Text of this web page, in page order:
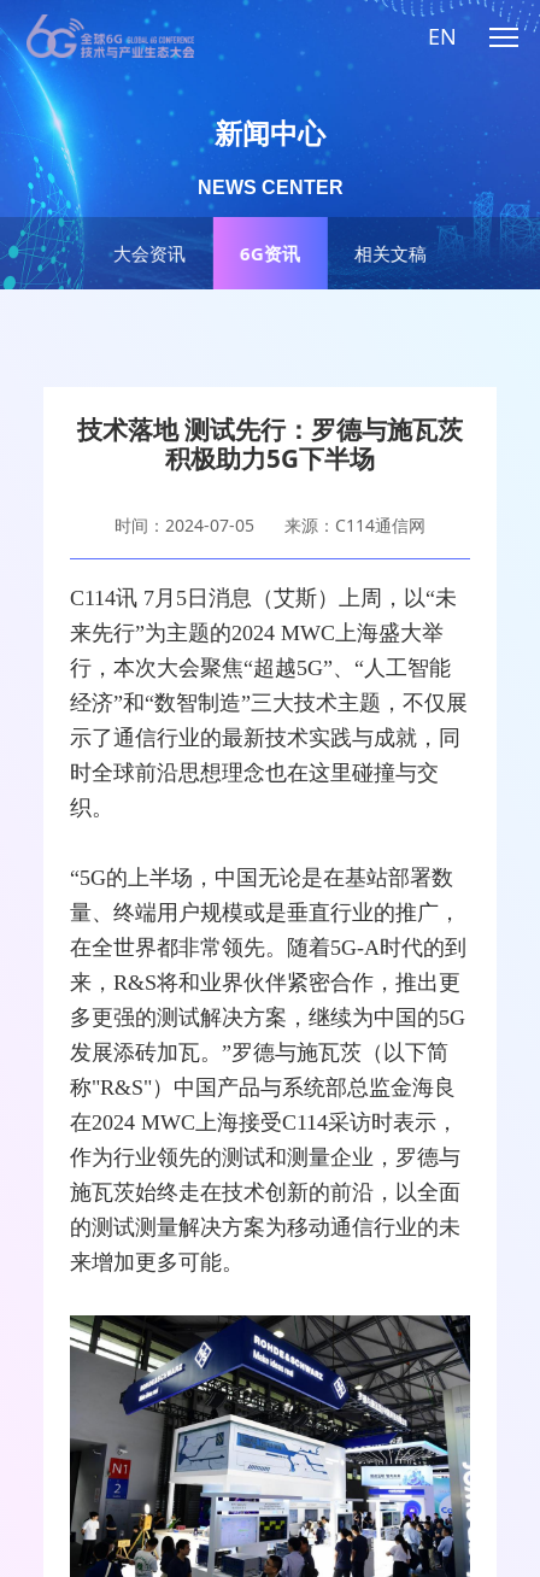
EN
大会资讯 6G资讯 相关文稿
新闻中心
NEWS CENTER
技术落地 测试先行：罗德与施瓦茨
积极助力5G下半场
时间：2024-07-05 来源：C114通信网
C114讯 7月5日消息（艾斯）上周，以“未
来先行”为主题的2024 MWC上海盛大举
行，本次大会聚焦“超越5G”、“人工智能
经济”和“数智制造”三大技术主题，不仅展
示了通信行业的最新技术实践与成就，同
时全球前沿思想理念也在这里碰撞与交
织。
“5G的上半场，中国无论是在基站部署数
量、终端用户规模或是垂直行业的推广，
在全世界都非常领先。随着5G-A时代的到
来，R&S将和业界伙伴紧密合作，推出更
多更强的测试解决方案，继续为中国的5G
发展添砖加瓦。”罗德与施瓦茨 （以下简
称"R&S"）中国产品与系统部总监金海良
在2024 MWC上海接受C114采访时表示，
作为行业领先的测试和测量企业，罗德与
施瓦茨始终走在技术创新的前沿，以全面
的测试测量解决方案为移动通信行业的未
来增加更多可能。